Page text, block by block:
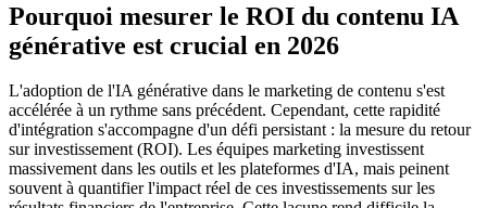
Pourquoi mesurer le ROI du contenu IA
générative est crucial en 2026
L'adoption de l'IA générative dans le marketing de contenu s'est
accélérée à un rythme sans précédent. Cependant, cette rapidité
d'intégration s'accompagne d'un défi persistant : la mesure du retour
sur investissement (ROI). Les équipes marketing investissent
massivement dans les outils et les plateformes d'IA, mais peinent
souvent à quantifier l'impact réel de ces investissements sur les